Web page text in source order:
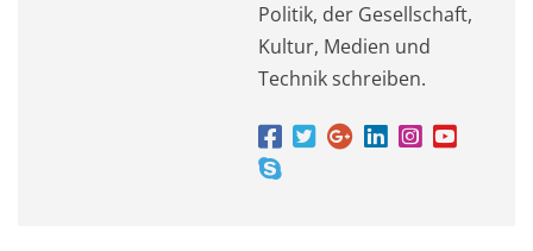
Politik, der Gesellschaft,
Kultur, Medien und
Technik schreiben.